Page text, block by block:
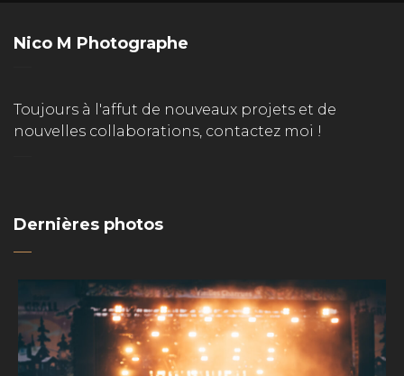
Nico M Photographe
Toujours à l'affut de nouveaux projets et de
nouvelles collaborations, contactez moi !
Dernières photos